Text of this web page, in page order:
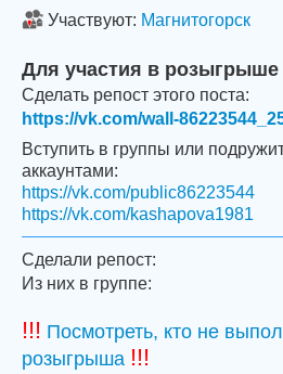
Участвуют: Магнитогорск
Для участия в
Сделать репост этого поста:
https://vk.com/wall-
Вступить в группы или
аккаунтами:
https://vk.com/public86223544
https://vk.com/kashapova1981
Сделали репост:
Из них в группе:
!!! Посмотреть, кто не
розыгрыша !!!